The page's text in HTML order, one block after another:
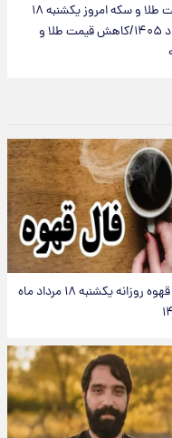
قیمت طلا و سکه امروز یکشنبه ۱۸
مرداد ۱۴۰۵/کاهش قیمت طلا و
فال قهوه روزانه یکشنبه ۱۸ مرداد ماه